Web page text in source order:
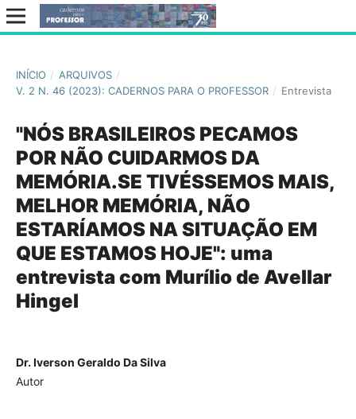
INÍCIO / ARQUIVOS /
V. 2 N. 46 (2023): CADERNOS PARA O PROFESSOR / Entrevista
"NÓS BRASILEIROS PECAMOS
POR NÃO CUIDARMOS DA
MEMÓRIA.SE TIVÉSSEMOS MAIS,
MELHOR MEMÓRIA, NÃO
ESTARÍAMOS NA SITUAÇÃO EM
QUE ESTAMOS HOJE": uma
entrevista com Murílio de Avellar
Hingel
Dr. Iverson Geraldo Da Silva
Autor